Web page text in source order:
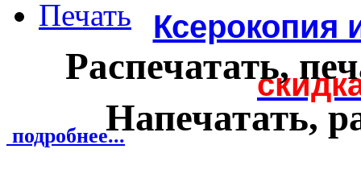
Ксерокопия
подробнее...
Распечатать,
Напечатать,